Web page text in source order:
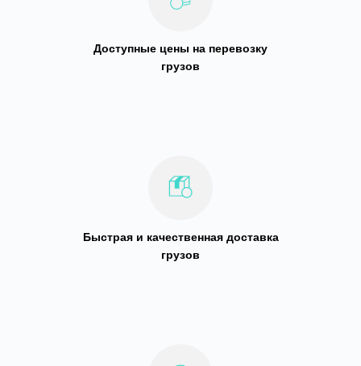
Доступные цены на перевозку
грузов
Быстрая и качественная доставка
грузов